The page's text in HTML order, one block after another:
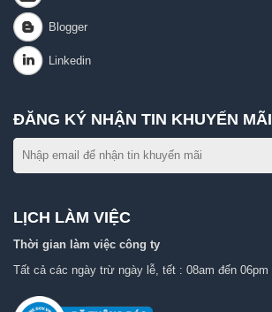
ĐĂNG KÝ NHẬN TIN KHUYẾN MÃI
LỊCH LÀM VIỆC
Thời gian làm việc công ty
Tất cả các ngày trừ ngày lễ, tết : 08am đến 06pm